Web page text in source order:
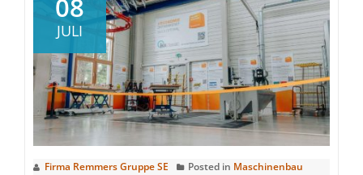
14
Nachwuchskräfte
08
JULI
Firma Remmers Gruppe SE Posted in Maschinenbau